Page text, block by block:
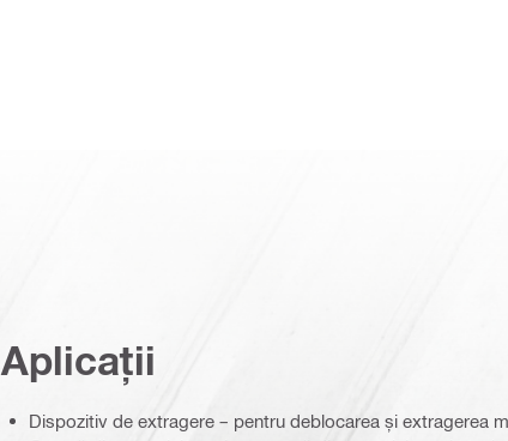
Aplicații
Dispozitiv de extragere – pentru deblocarea și extragerea